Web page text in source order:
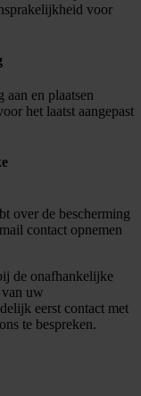
voor
en plaatsen
het laatst aangepast
over de bescherming
contact opnemen
de onafhankelijke
uw
eerst contact met
te bespreken.